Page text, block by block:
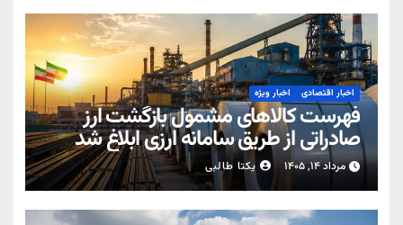
اخبار اقتصادی اخبار ویژه
فهرست کالاهای مشمول بازگشت ارز
صادراتی از طریق سامانه ارزی ابلاغ شد
مرداد ۱۴, ۱۴۰۵ یکتا طالبی